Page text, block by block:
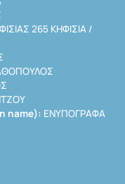
265 ΚΗΦΙΣΙΑ /
name): ΕΝΥΠΟΓΡΑΦΑ